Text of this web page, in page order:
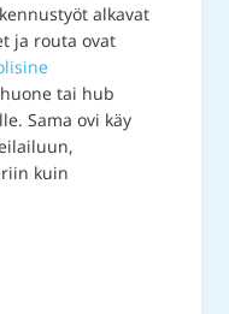
alkavat
ja routa ovat
tai hub
Sama ovi käy
kuin